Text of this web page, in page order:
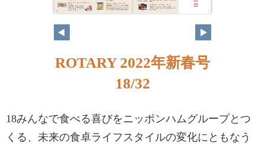
ROTARY 2022年新春号
18/32
18みんなで食べる喜びをニッポンハムグループとつ
くる、未来の食卓ライフスタイルの変化にともなう